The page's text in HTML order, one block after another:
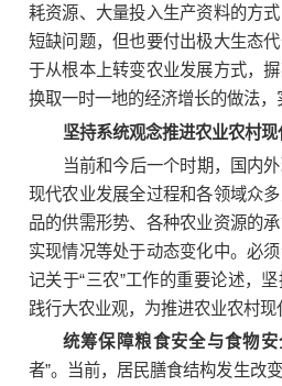
耗资源、大量投入生产资料的方
短缺问题，但也要付出极大生态
于从根本上转变农业发展方式，
换取一时一地的经济增长的做法，
坚持系统观念推进农业农村现
当前和今后一个时期，国内
现代农业发展全过程和各领域众
品的供需形势、各种农业资源的
实现情况等处于动态变化中。必
记关于“三农”工作的重要论述，
践行大农业观，为推进农业农村现
统筹保障粮食安全与食物安
者”。当前，居民膳食结构发生改